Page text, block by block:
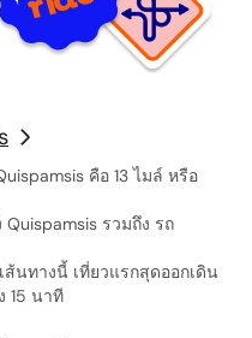
คือ 13 ไมล์ หรือ
Quispamsis รวมถึง รถ
นทางนี้ เที่ยวแรกสุดออกเดิน
15 นาที